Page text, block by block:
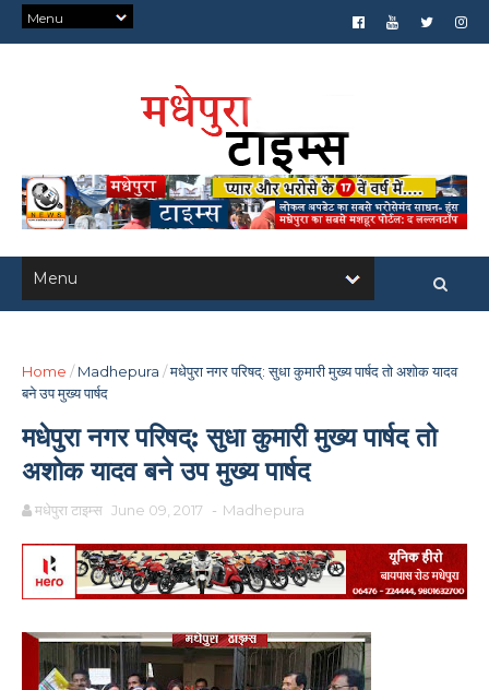
Home / Madhepura /मधेपुरा नगर परिषद्: सुधा कुमारी मुख्य पार्षद तो अशोक यादव
बने उप मुख्य पार्षद
मधेपुरा नगर परिषद्: सुधा कुमारी मुख्य पार्षद तो
अशोक यादव बने उप मुख्य पार्षद
मधेपुरा टाइम्स June 09, 2017 - Madhepura